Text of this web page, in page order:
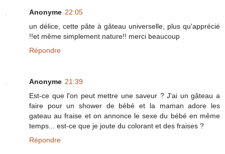
Anonyme 22:05
un délice, cette pâte à gâteau universelle, plus qu'apprécié
!!et même simplement nature!! merci beaucoup
Répondre
Anonyme 21:39
Est-ce que l'on peut mettre une saveur ? J'ai un gâteau a
faire pour un shower de bébé et la maman adore les
gateau au fraise et on annonce le sexe du bébé en même
temps... est-ce que je joute du colorant et des fraises ?
Répondre